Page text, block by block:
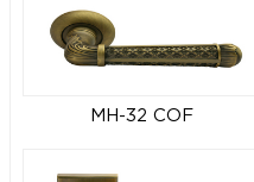
MH-32 COF